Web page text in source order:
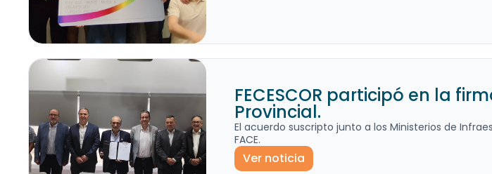
FECESCOR participó en la
Provincial.
El acuerdo suscripto junto a los Ministerios de
FACE.
Ver noticia